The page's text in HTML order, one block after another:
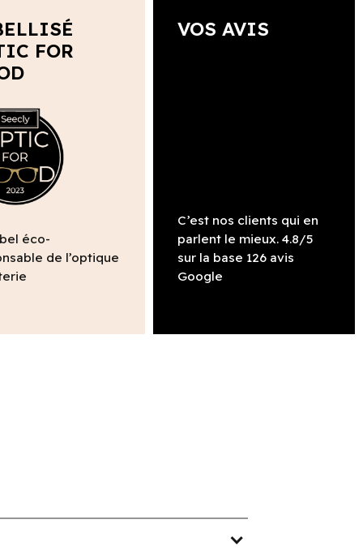
FOR
éco-
de l’optique
VOS AVIS
C’est nos clients qui en
parlent le mieux. 4.8/5
sur la base 126 avis
Google
expand_more